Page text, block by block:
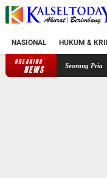
NASIONAL HUKUM &
BREAKING
NEWS Kapolresta